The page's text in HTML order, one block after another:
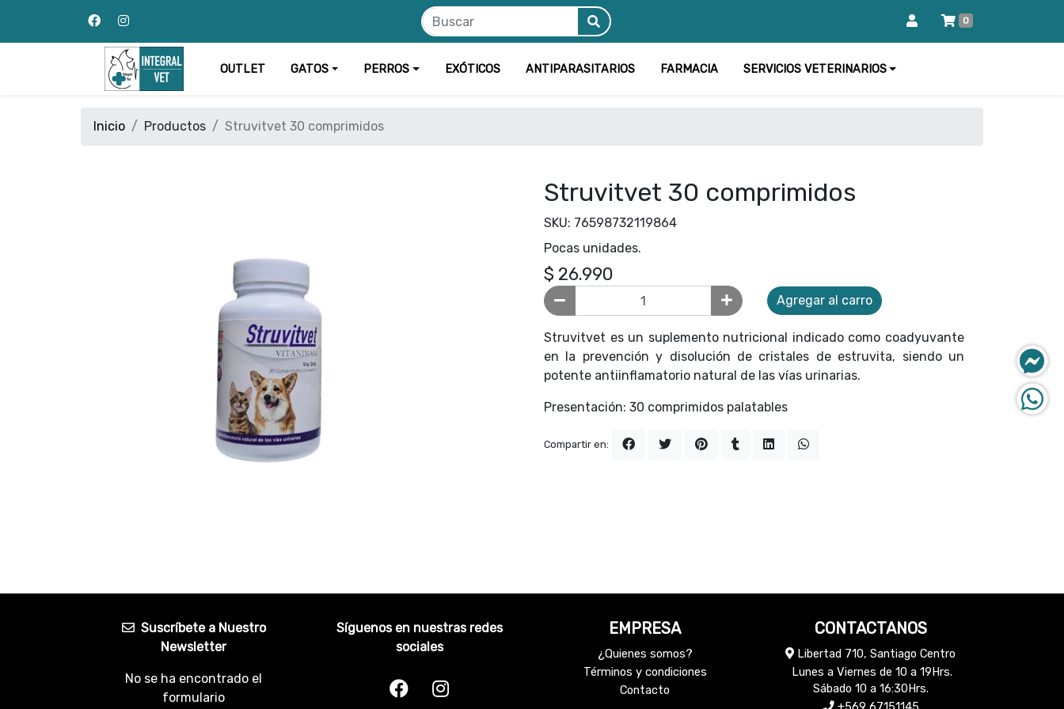
0
OUTLET GATOS PERROS EXÓTICOS ANTIPARASITARIOS FARMACIA SERVICIOS VETERINARIOS
Inicio Productos Struvitvet 30 comprimidos
Struvitvet 30 comprimidos
SKU: 76598732119864
Pocas unidades.
$ 26.990
Agregar al carro
Struvitvet es un suplemento nutricional indicado como coadyuvante
en la prevención y disolución de cristales de estruvita, siendo un
potente antiinflamatorio natural de las vías urinarias.
Presentación: 30 comprimidos palatables
Compartir en:
Suscríbete a Nuestro
Newsletter
No se ha encontrado el
formulario
Síguenos en nuestras redes
sociales
EMPRESA
¿Quienes somos?
Términos y condiciones
Contacto
CONTACTANOS
Libertad 710, Santiago Centro
Lunes a Viernes de 10 a 19Hrs.
Sábado 10 a 16:30Hrs.